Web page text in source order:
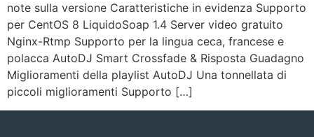
note sulla versione Caratteristiche in evidenza Supporto
per CentOS 8 LiquidoSoap 1.4 Server video gratuito
Nginx-Rtmp Supporto per la lingua ceca, francese e
polacca AutoDJ Smart Crossfade & Risposta Guadagno
Miglioramenti della playlist AutoDJ Una tonnellata di
piccoli miglioramenti Supporto […]